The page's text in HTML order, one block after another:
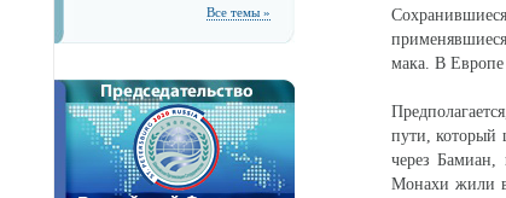
Все темы »
мака. В Европе
пути, который
через
Монахи жили в